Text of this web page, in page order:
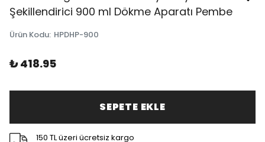
Şekillendirici 900 ml Dökme Aparatı Pembe
Ürün Kodu: HPDHP-900
₺ 418.95
SEPETE EKLE
150 TL üzeri ücretsiz kargo